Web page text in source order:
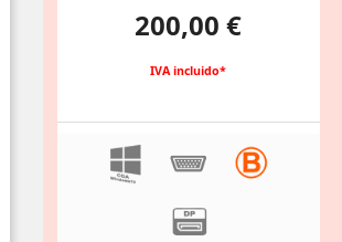
Preço
200,00 €
IVA incluido*